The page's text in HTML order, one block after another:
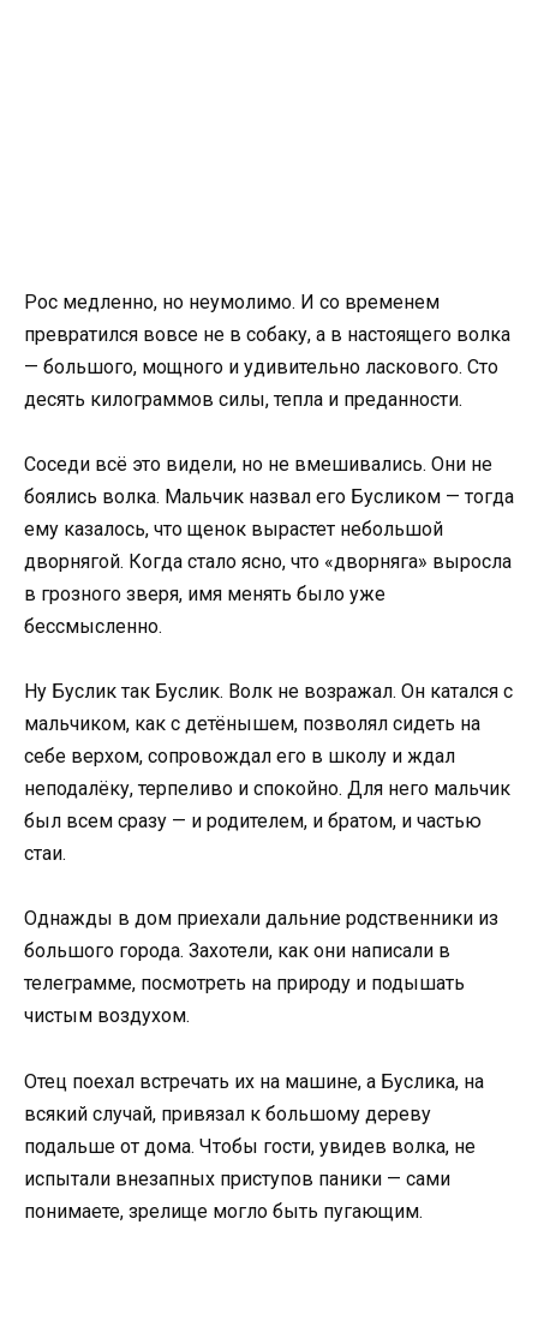
Рос медленно, но неумолимо. И со временем
превратился вовсе не в собаку, а в настоящего волка
— большого, мощного и удивительно ласкового. Сто
десять килограммов силы, тепла и преданности.
Соседи всё это видели, но не вмешивались. Они не
боялись волка. Мальчик назвал его Бусликом — тогда
ему казалось, что щенок вырастет небольшой
дворнягой. Когда стало ясно, что «дворняга» выросла
в грозного зверя, имя менять было уже
бессмысленно.
Ну Буслик так Буслик. Волк не возражал. Он катался с
мальчиком, как с детёнышем, позволял сидеть на
себе верхом, сопровождал его в школу и ждал
неподалёку, терпеливо и спокойно. Для него мальчик
был всем сразу — и родителем, и братом, и частью
стаи.
Однажды в дом приехали дальние родственники из
большого города. Захотели, как они написали в
телеграмме, посмотреть на природу и подышать
чистым воздухом.
Отец поехал встречать их на машине, а Буслика, на
всякий случай, привязал к большому дереву
подальше от дома. Чтобы гости, увидев волка, не
испытали внезапных приступов паники — сами
понимаете, зрелище могло быть пугающим.